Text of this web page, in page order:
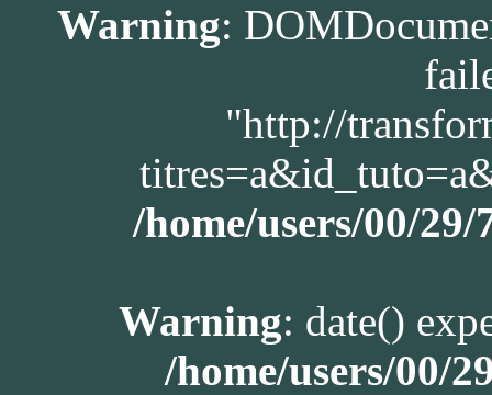
Warning:
"http://
/home/users/00/
Warning: date()
/home/users/00/